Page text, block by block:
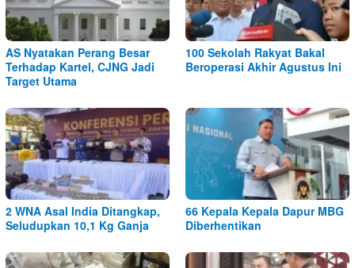
AS Nyatakan Perang Besar
Terhadap Kartel, CJNG Jadi
Target Utama
100 Sekolah Rakyat Bakal
Beroperasi Akhir Agustus Ini
2 WNA Asal India Ditangkap,
Seludupkan 10,1 Kg Ganja
66 Kepala Kepala Dapur MBG
Diberhentikan